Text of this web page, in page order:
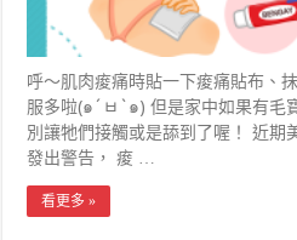
呼～肌肉痠痛時貼一下痠痛貼布、
服多啦(๑´ㅂ`๑) 但是家中如果有
別讓牠們接觸或是舔到了喔！ 近期
發出警告， 痠 …
看更多 »